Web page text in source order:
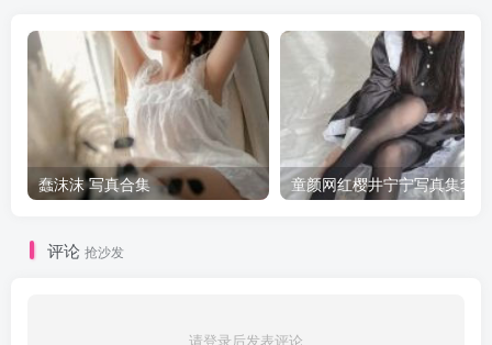
蠢沫沫 写真合集 童颜网红樱井宁宁写真集套图
评论 抢沙发
请登录后发表评论